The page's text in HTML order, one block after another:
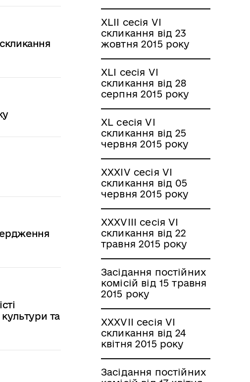
та
XLII сесія VI
скликання від 23
жовтня 2015 року
XLI сесія VI
скликання від 28
серпня 2015 року
XL сесія VI
скликання від 25
червня 2015 року
XXXIV сесія VI
скликання від 05
червня 2015 року
XXXVIII сесія VI
скликання від 22
травня 2015 року
Засідання постійних
комісій від 15 травня
2015 року
XXXVII сесія VI
скликання від 24
квітня 2015 року
Засідання постійних